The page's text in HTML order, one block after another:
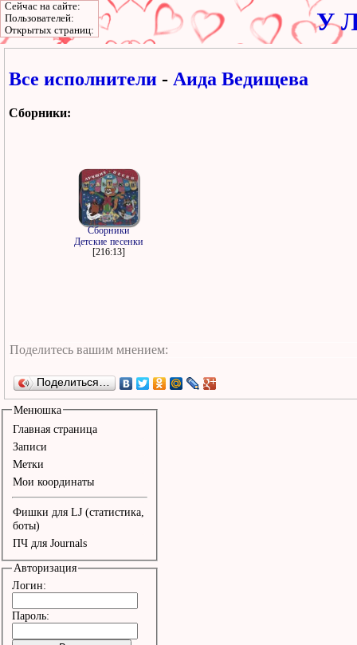
У
Все исполнители - Аида Ведищева
Сборники:
Сборники
Детские песенки
[216:13]
Поделиться…
Менюшка
Главная страница
Записи
Метки
Мои координаты
Фишки для LJ (статистика,
боты)
ПЧ для Journals
Авторизация
Логин:
Пароль:
Сейчас на сайте:
Пользователей:
Открытых страниц: